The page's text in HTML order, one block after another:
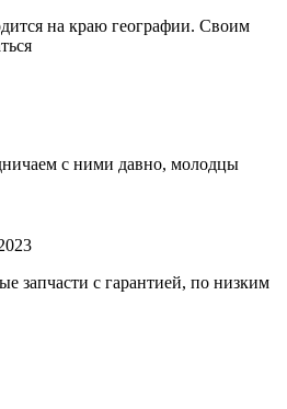
на краю географии. Своим
с ними давно, молодцы
запчасти с гарантией, по низким